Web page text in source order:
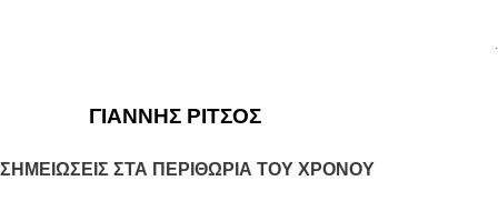
.
ΓΙΑΝΝΗΣ ΡΙΤΣΟΣ
ΣΗΜΕΙΩΣΕΙΣ ΣΤΑ ΠΕΡΙΘΩΡΙΑ ΤΟΥ ΧΡΟΝΟΥ